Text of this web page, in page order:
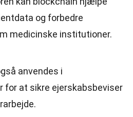
og forbedre
medicinske institutioner.
anvendes i
for at sikre ejerskabsbeviser